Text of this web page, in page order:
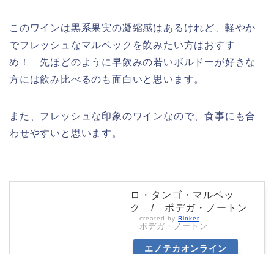
このワインは黒系果実の凝縮感はあるけれど、軽やか
でフレッシュなマルベックを飲みたい方はおすす
め！ 先ほどのように早飲みの若いボルドーが好きな
方には飲み比べるのも面白いと思います。
また、フレッシュな印象のワインなので、食事にも合
わせやすいと思います。
ロ・タンゴ・マルベッ
ク / ボデガ・ノートン
created by Rinker
ボデガ・ノートン
エノテカオンライン